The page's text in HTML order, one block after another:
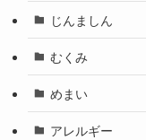
じんましん
むくみ
めまい
アレルギー